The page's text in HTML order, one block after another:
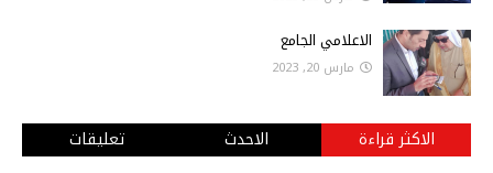
الاعلامي الجامع
مارس 20, 2023
الاكثر قراءة الاحدث تعليقات